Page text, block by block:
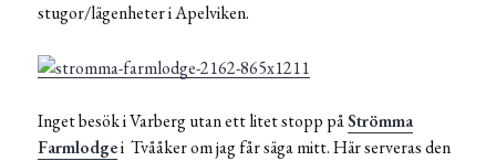
stugor/lägenheter i Apelviken.
Inget besök i Varberg utan ett litet stopp påStrömma
Farmlodgei Tvååker om jag får säga mitt. Här serveras den